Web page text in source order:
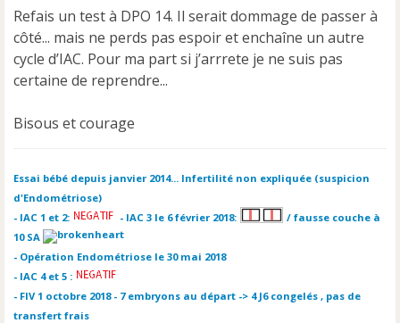
Refais un test à DPO 14. Il serait dommage de passer à
côté... mais ne perds pas espoir et enchaîne un autre
cycle d’IAC. Pour ma part si j’arrrete je ne suis pas
certaine de reprendre...
Bisous et courage
Essai bébé depuis janvier 2014... Infertilité non expliquée (suspicion
d'Endométriose)
- IAC 1 et 2:
- IAC 3 le 6 février 2018:
/ fausse couche à
10 SA
- Opération Endométriose le 30 mai 2018
- IAC 4 et 5 :
- FIV 1 octobre 2018 - 7 embryons au départ -> 4 J6 congelés , pas de
transfert frais